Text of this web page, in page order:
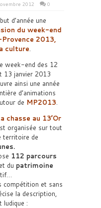
2012 0
d’année une
du week-end
2013,
culture.
week-end des 12
13 janvier 2013
ainsi une année
d’animations
de MP2013.
chasse au 13’Or
organisée sur tout
territoire de
112 parcours
et du patrimoine
compétition et sans
la description,
ludique :